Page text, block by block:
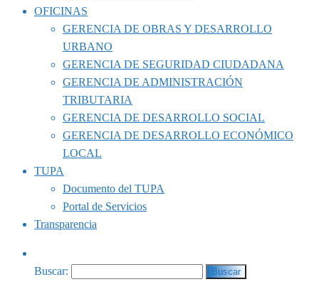
OFICINAS
GERENCIA DE OBRAS Y DESARROLLO
URBANO
GERENCIA DE SEGURIDAD CIUDADANA
GERENCIA DE ADMINISTRACIÓN
TRIBUTARIA
GERENCIA DE DESARROLLO SOCIAL
GERENCIA DE DESARROLLO ECONÓMICO
LOCAL
TUPA
Documento del TUPA
Portal de Servicios
Transparencia
Buscar: